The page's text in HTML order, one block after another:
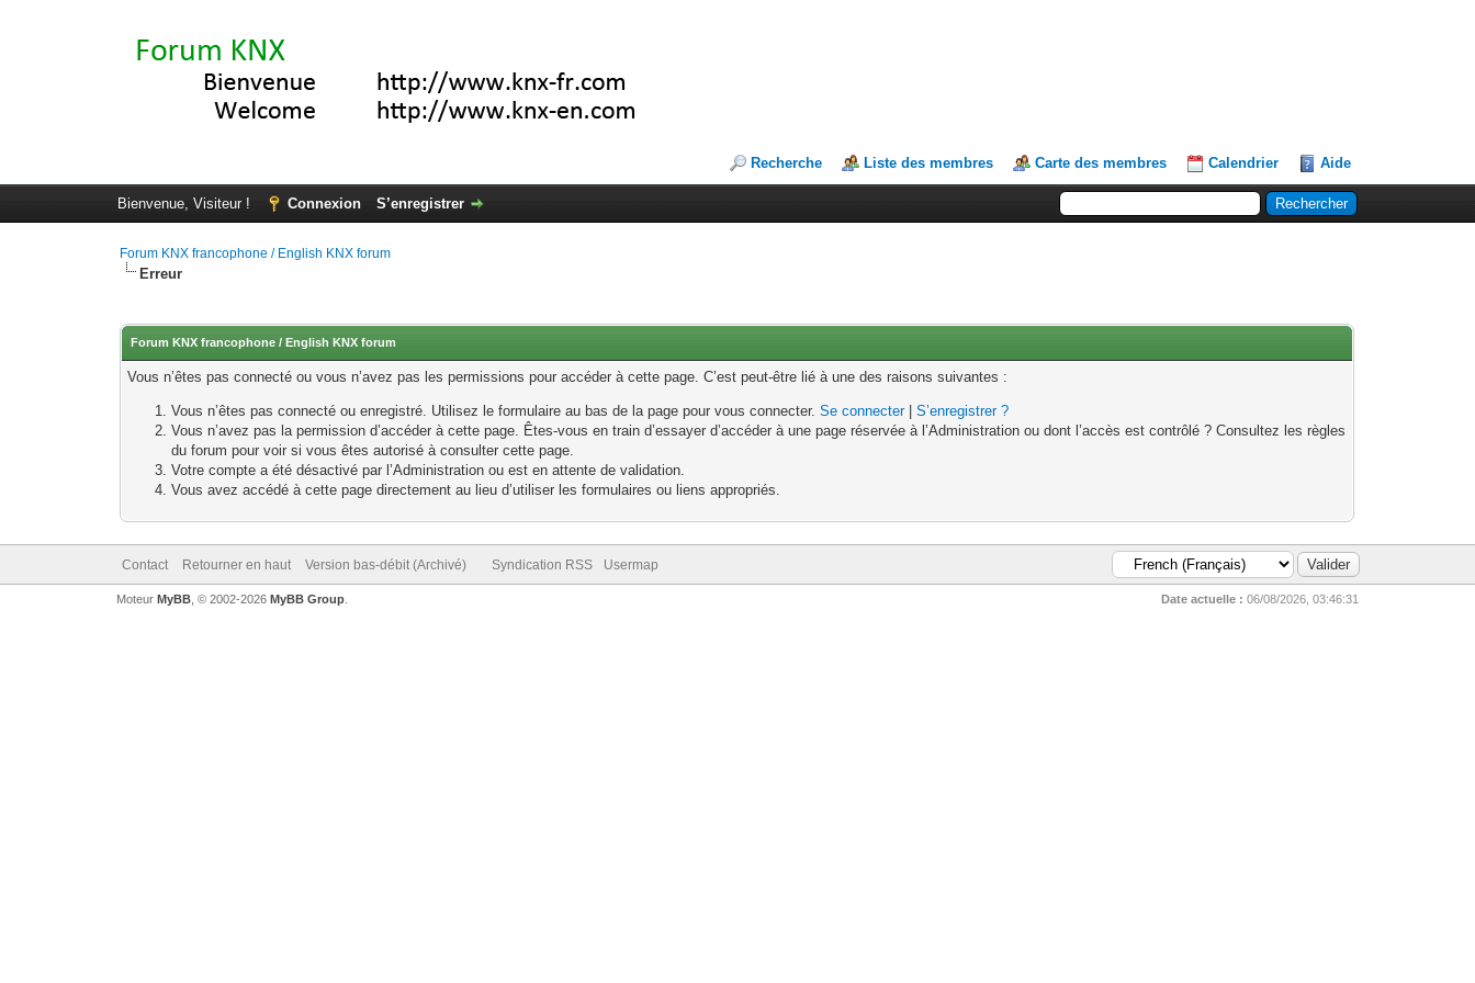
Recherche Liste des membres Carte des membres Calendrier Aide
Bienvenue, Visiteur ! Connexion S’enregistrer
Forum KNX francophone / English KNX forum
Erreur
Forum KNX francophone / English KNX forum
Vous n’êtes pas connecté ou vous n’avez pas les permissions pour accéder à cette page. C’est peut-être lié à une des raisons suivantes :
Vous n’êtes pas connecté ou enregistré. Utilisez le formulaire au bas de la page pour vous connecter.Se connecter|S’enregistrer ?
Vous n’avez pas la permission d’accéder à cette page. Êtes-vous en train d’essayer d’accéder à une page réservée à l’Administration ou dont l’accès est contrôlé ? Consultez les règles
du forum pour voir si vous êtes autorisé à consulter cette page.
Votre compte a été désactivé par l’Administration ou est en attente de validation.
Vous avez accédé à cette page directement au lieu d’utiliser les formulaires ou liens appropriés.
Contact Retourner en haut Version bas-débit (Archivé) Syndication RSS Usermap
Date actuelle : 06/08/2026, 03:46:31
Moteur MyBB, © 2002-2026 MyBB Group.